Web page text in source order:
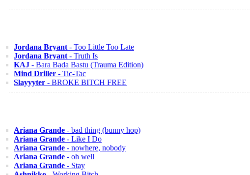
Jordana Bryant - Too Little Too Late
Jordana Bryant - Truth Is
KAJ - Bara Bada Bastu (Trauma Edition)
Mind Driller - Tic-Tac
Slayyyter - BROKE BITCH FREE
Ariana Grande - bad thing (bunny hop)
Ariana Grande - Like I Do
Ariana Grande - nowhere, nobody
Ariana Grande - oh well
Ariana Grande - Stay